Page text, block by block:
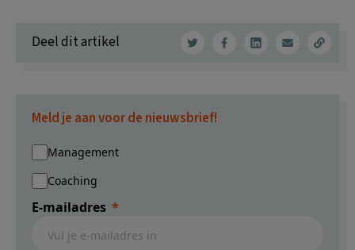
Deel dit artikel
Meld je aan voor de nieuwsbrief!
Management
Coaching
E-mailadres